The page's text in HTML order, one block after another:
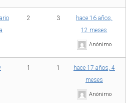
2 3
hace 16 años,
12 meses
Anónimo
1 1
hace 17 años, 4
meses
Anónimo